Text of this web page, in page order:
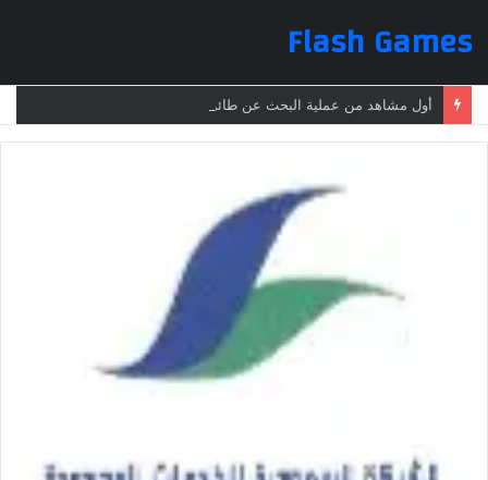
Flash Games